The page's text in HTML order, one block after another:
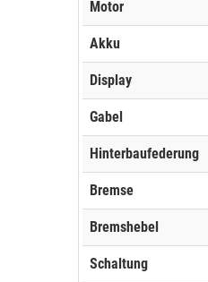
Motor
Akku
Display
Gabel
Hinterbaufederung
Bremse
Bremshebel
Schaltung